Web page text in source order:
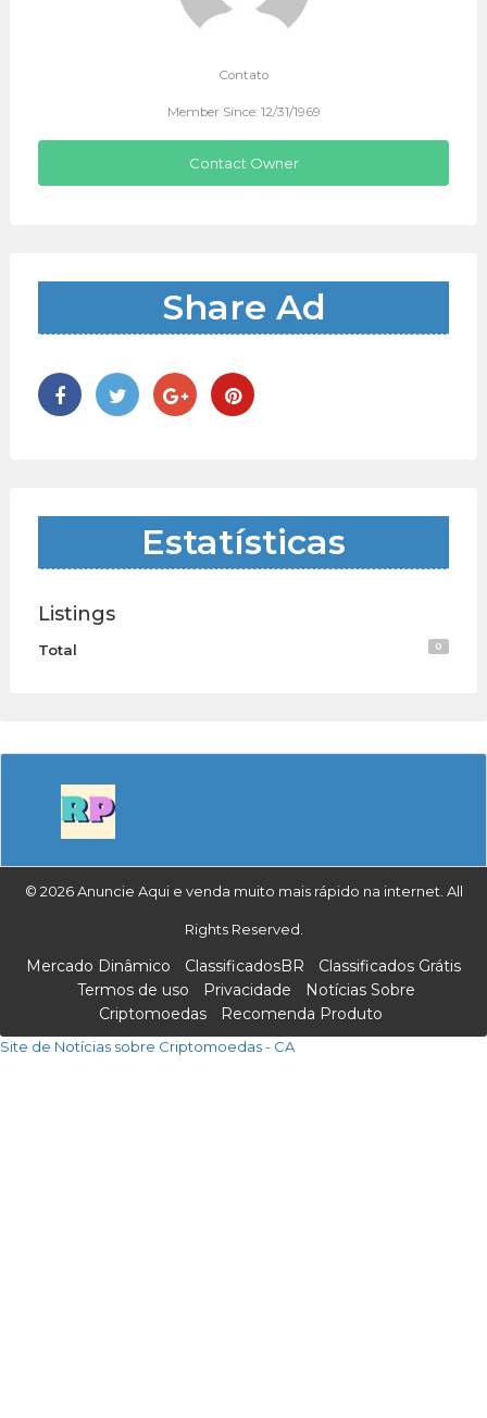
Contato
Member Since: 12/31/1969
Contact Owner
Share Ad
Estatísticas
Listings
Total 0
© 2026 Anuncie Aqui e venda muito mais rápido na internet. All
Rights Reserved.
Mercado Dinâmico ClassificadosBR
Classificados Grátis
Termos de uso
Privacidade
Notícias Sobre
Criptomoedas
Recomenda Produto
Site de Notícias sobre Criptomoedas - CA